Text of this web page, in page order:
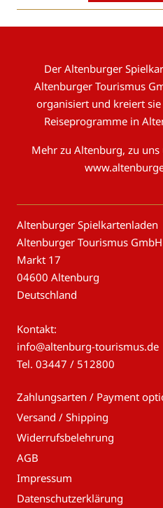
Der Altenburger
Altenburger Tourismus
organisiert und kreiert
Reiseprogramme in
Mehr zu Altenburg, zu
Altenburger Spielkartenladen
Altenburger Tourismus GmbH
Markt 17
04600 Altenburg
Deutschland
Kontakt:
info@altenburg-tourismus.de
Tel. 03447 / 512800
Zahlungsarten / Payment
Versand / Shipping
Widerrufsbelehrung
AGB
Impressum
Datenschutzerklärung